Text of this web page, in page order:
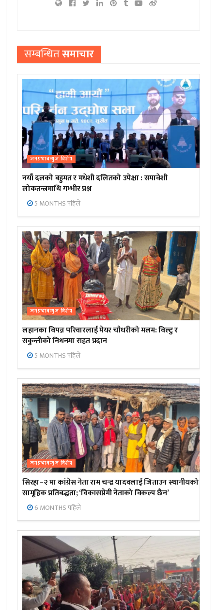
सम्बन्धितसमाचार
जनप्रभाबन्युज विशेष
नयाँ दलको बहुमत र मधेशी दलितको उपेक्षा : समावेशी
लोकतन्त्रमाथि गम्भीर प्रश्न
5 MONTHS पहिले
जनप्रभाबन्युज विशेष
लहानका विपन्न परिवारलाई मेयर चौधरीको मलम: विल्टु र
सकुन्तीको निधनमा राहत प्रदान
5 MONTHS पहिले
जनप्रभाबन्युज विशेष
सिरहा–२ मा कांग्रेस नेता राम चन्द्र यादवलाई जिताउन स्थानीयको
सामूहिक प्रतिबद्धता; ‘विकासप्रेमी नेताको विकल्प छैन’
6 MONTHS पहिले